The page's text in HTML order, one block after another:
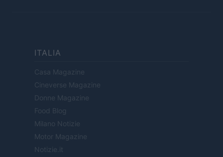
ITALIA
Casa Magazine
Cineverse Magazine
Donne Magazine
Food Blog
Milano Notizie
Motor Magazine
Notizie.it